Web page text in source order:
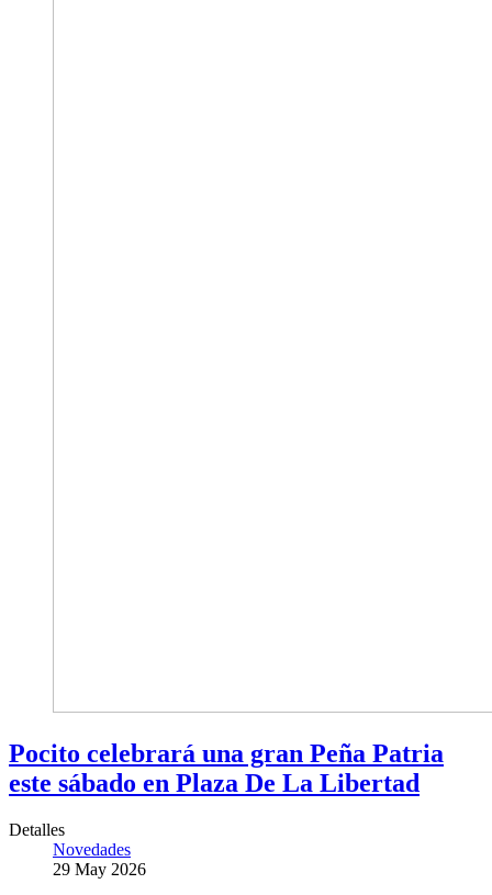
Pocito celebrará una gran Peña Patria
este sábado en Plaza De La Libertad
Detalles
Novedades
29 May 2026